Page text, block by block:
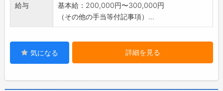
給与
基本給：200,000円〜300,000円
（その他の手当等付記事項）...
気になる 詳細を見る